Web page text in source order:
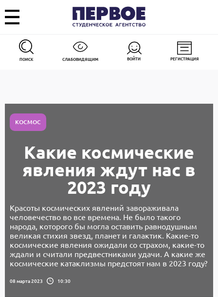
ПОИСК СЛАБОВИДЯЩИМ ВОЙТИ РЕГИСТРАЦИЯ
КОСМОС
Какие космические
явления ждут нас в
2023 году
Красоты космических явлений завораживала
человечество во все времена. Не было такого
народа, которого бы могла оставить равнодушным
великая стихия звезд, планет и галактик. Какие-то
космические явления ожидали со страхом, какие-то
ждали и считали предвестниками удачи. А какие же
космические катаклизмы предстоят нам в 2023 году?
08 марта 2023 10:30